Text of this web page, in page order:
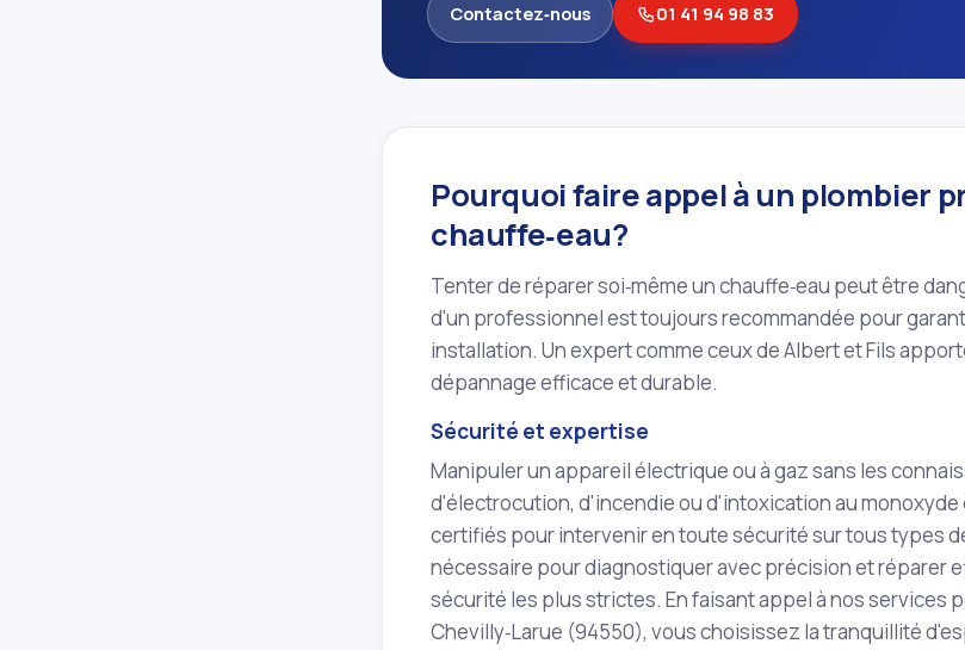
Contactez‑nous 01 41 94 98 83
Pourquoi faire appel à un plombier
chauffe‑eau?
Tenter de réparer soi‑même un chauffe‑eau peut être
d'un professionnel est toujours recommandée pour
installation. Un expert comme ceux de Albert et Fils
dépannage efficace et durable.
Sécurité et expertise
Manipuler un appareil électrique ou à gaz sans les
d'électrocution, d'incendie ou d'intoxication au
certifiés pour intervenir en toute sécurité sur tous types
nécessaire pour diagnostiquer avec précision et réparer
sécurité les plus strictes. En faisant appel à nos services
Chevilly‑Larue (94550), vous choisissez la tranquillité